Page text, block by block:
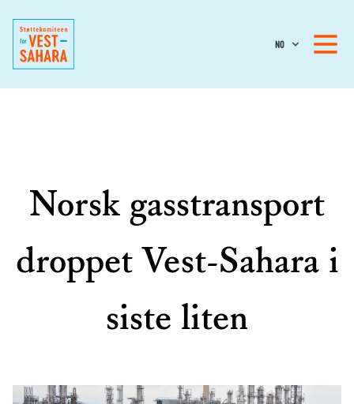
NO
Norsk gasstransport
droppet Vest-Sahara i
siste liten